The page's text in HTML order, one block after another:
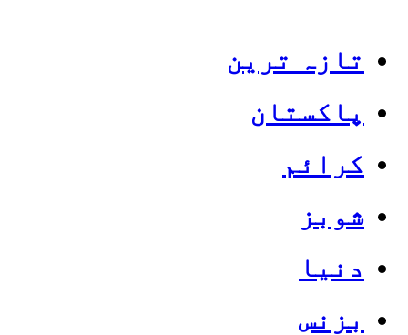
تازہ ترین
پاکستان
کرائم
شوبز
دنیا
بزنس